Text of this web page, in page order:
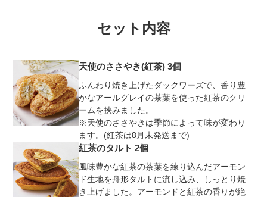
セット内容
天使のささやき(紅茶) 3個
ふんわり焼き上げたダックワーズで、香り豊
かなアールグレイの茶葉を使った紅茶のクリ
ームを挟みました。
※天使のささやきは季節によって味が変わり
ます。(紅茶は8月末発送まで)
紅茶のタルト 2個
風味豊かな紅茶の茶葉を練り込んだアーモン
ド生地を舟形タルトに流し込み、しっとり焼
き上げました。アーモンドと紅茶の香りが絶